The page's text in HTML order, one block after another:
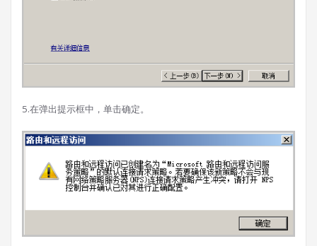
5.在弹出提示框中，单击确定。